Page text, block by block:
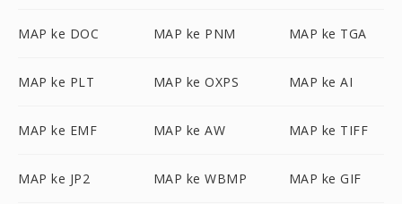
MAP ke DOC MAP ke PNM MAP ke TGA
MAP ke PLT MAP ke OXPS MAP ke AI
MAP ke EMF MAP ke AW MAP ke TIFF
MAP ke JP2 MAP ke WBMP MAP ke GIF